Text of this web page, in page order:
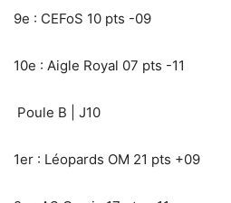
9e : CEFoS 10 pts -09
10e : Aigle Royal 07 pts -11
Poule B | J10
1er : Léopards OM 21 pts +09